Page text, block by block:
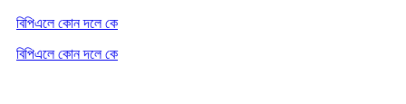
বিপিএলে কোন দলে কে
বিপিএলে কোন দলে কে